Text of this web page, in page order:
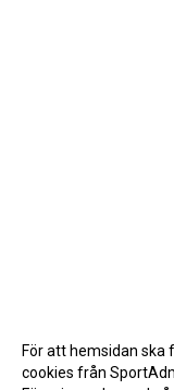
För att hemsidan ska
cookies från